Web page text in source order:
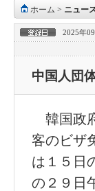
ホーム > ニュー
2025年
中国人団
韓国政
客のビザ
は１５日
の２９日